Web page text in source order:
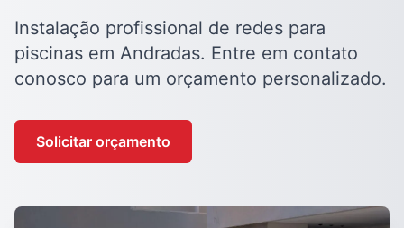
Instalação profissional de redes para
piscinas em Andradas. Entre em contato
conosco para um orçamento personalizado.
Solicitar orçamento